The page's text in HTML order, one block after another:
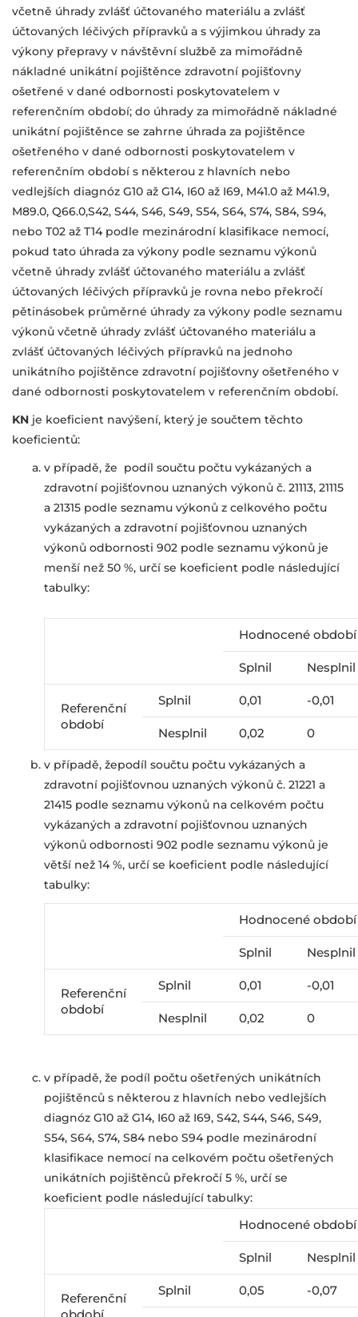
včetně úhrady zvlášť účtovaného materiálu a zvlášť
účtovaných léčivých přípravků a s výjimkou úhrady za
výkony přepravy v návštěvní službě za mimořádně
nákladné unikátní pojištěnce zdravotní pojišťovny
ošetřené v dané odbornosti poskytovatelem v
referenčním období; do úhrady za mimořádně nákladné
unikátní pojištěnce se zahrne úhrada za pojištěnce
ošetřeného v dané odbornosti poskytovatelem v
referenčním období s některou z hlavních nebo
vedlejších diagnóz G10 až G14, I60 až I69, M41.0 až M41.9,
M89.0, Q66.0,S42, S44, S46, S49, S54, S64, S74, S84, S94,
nebo T02 až T14 podle mezinárodní klasifikace nemocí,
pokud tato úhrada za výkony podle seznamu výkonů
včetně úhrady zvlášť účtovaného materiálu a zvlášť
účtovaných léčivých přípravků je rovna nebo překročí
pětinásobek průměrné úhrady za výkony podle seznamu
výkonů včetně úhrady zvlášť účtovaného materiálu a
zvlášť účtovaných léčivých přípravků na jednoho
unikátního pojištěnce zdravotní pojišťovny ošetřeného v
dané odbornosti poskytovatelem v referenčním období.
KN je koeficient navýšení, který je součtem těchto
koeficientů:
v případě, že podíl součtu počtu vykázaných a
zdravotní pojišťovnou uznaných výkonů č. 21113, 21115
a 21315 podle seznamu výkonů z celkového počtu
vykázaných a zdravotní pojišťovnou uznaných
výkonů odbornosti 902 podle seznamu výkonů je
menší než 50 %, určí se koeficient podle následující
tabulky:
Hodnocené období
Splnil Nesplnil
Referenční
období
Splnil 0,01 -0,01
Nesplnil 0,02 0
v případě, žepodíl součtu počtu vykázaných a
zdravotní pojišťovnou uznaných výkonů č. 21221 a
21415 podle seznamu výkonů na celkovém počtu
vykázaných a zdravotní pojišťovnou uznaných
výkonů odbornosti 902 podle seznamu výkonů je
větší než 14 %, určí se koeficient podle následující
tabulky:
Hodnocené období
Splnil Nesplnil
Referenční
období
Splnil 0,01 -0,01
Nesplnil 0,02 0
v případě, že podíl počtu ošetřených unikátních
pojištěnců s některou z hlavních nebo vedlejších
diagnóz G10 až G14, I60 až I69, S42, S44, S46, S49,
S54, S64, S74, S84 nebo S94 podle mezinárodní
klasifikace nemocí na celkovém počtu ošetřených
unikátních pojištěnců překročí 5 %, určí se
koeficient podle následující tabulky:
Hodnocené období
Splnil Nesplnil
Referenční
Splnil 0,05 -0,07